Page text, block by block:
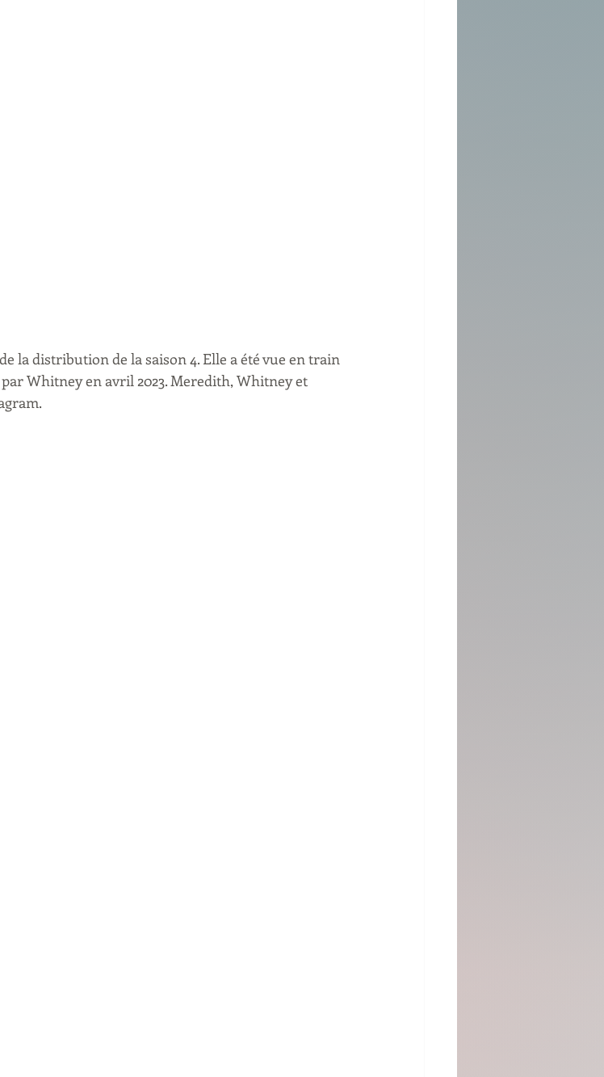
la distribution de la saison 4. Elle a été vue en train
Whitney en avril 2023. Meredith, Whitney et